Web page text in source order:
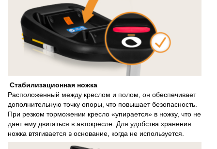
Стабилизационная ножка
Расположенный между креслом и полом, он обеспечивает
дополнительную точку опоры, что повышает безопасность.
При резком торможении кресло «упирается» в ножку, что не
дает ему двигаться в автокресле. Для удобства хранения
ножка втягивается в основание, когда не используется.